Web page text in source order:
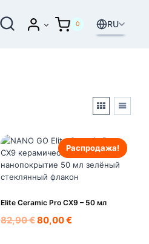
0 RU
Распродажа!
Elite Ceramic Pro CX9 – 50 мл
82,90€Первоначальная
80,00€Текущая